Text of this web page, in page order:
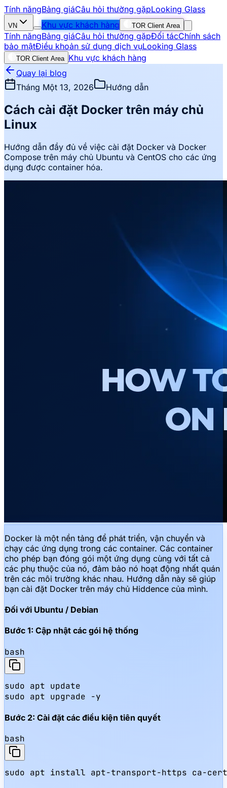
Tính năngBảng giáCâu hỏi thường gặpLooking Glass
VN Khu vực khách hàng TOR Client Area
Tính năngBảng giáCâu hỏi thường gặpĐối tácChính sách
bảo mậtĐiều khoản sử dụng dịch vụLooking Glass
TOR Client Area Khu vực khách hàng
Quay lại blog
Tháng Một 13, 2026
Hướng dẫn
Cách cài đặt Docker trên máy chủ
Linux
Hướng dẫn đầy đủ về việc cài đặt Docker và Docker
Compose trên máy chủ Ubuntu và CentOS cho các ứng
dụng được container hóa.
Docker là một nền tảng để phát triển, vận chuyển và
chạy các ứng dụng trong các container. Các container
cho phép bạn đóng gói một ứng dụng cùng với tất cả
các phụ thuộc của nó, đảm bảo nó hoạt động nhất quán
trên các môi trường khác nhau. Hướng dẫn này sẽ giúp
bạn cài đặt Docker trên máy chủ Hiddence của mình.
Đối với Ubuntu / Debian
Bước 1: Cập nhật các gói hệ thống
bash
sudo apt update
sudo apt upgrade -y
Bước 2: Cài đặt các điều kiện tiên quyết
bash
sudo apt install apt-transport-https ca-